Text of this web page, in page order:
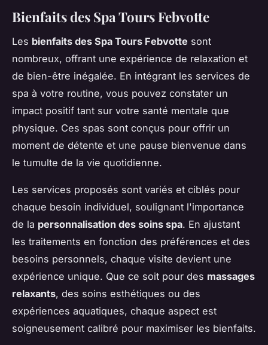
Bienfaits des Spa Tours Febvotte
Les bienfaits des Spa Tours Febvotte sont
nombreux, offrant une expérience de relaxation et
de bien-être inégalée. En intégrant les services de
spa à votre routine, vous pouvez constater un
impact positif tant sur votre santé mentale que
physique. Ces spas sont conçus pour offrir un
moment de détente et une pause bienvenue dans
le tumulte de la vie quotidienne.
Les services proposés sont variés et ciblés pour
chaque besoin individuel, soulignant l'importance
de la personnalisation des soins spa. En ajustant
les traitements en fonction des préférences et des
besoins personnels, chaque visite devient une
expérience unique. Que ce soit pour des massages
relaxants, des soins esthétiques ou des
expériences aquatiques, chaque aspect est
soigneusement calibré pour maximiser les bienfaits.